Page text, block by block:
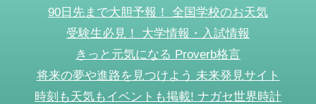
90日先まで大胆予報！ 全国学校のお天気
受験生必見！ 大学情報・入試情報
きっと元気になる Proverb格言
将来の夢や進路を見つけよう 未来発見サイト
時刻も天気もイベントも掲載! ナガセ世界時計